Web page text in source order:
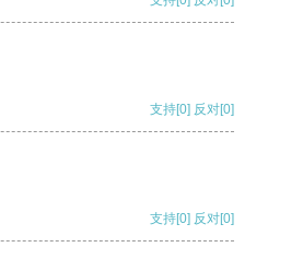
支持[0] 反对[0]
支持[0] 反对[0]